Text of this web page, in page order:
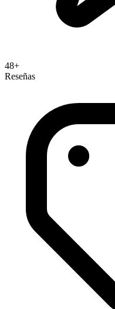
48+
Reseñas